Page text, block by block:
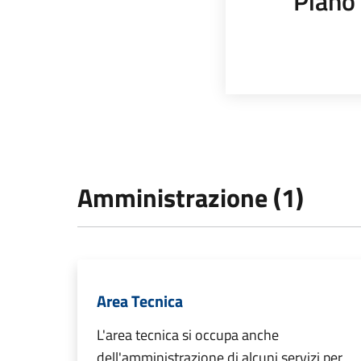
Amministrazione (1)
Area Tecnica
L'area tecnica si occupa anche